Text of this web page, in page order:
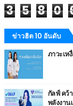
3 5 8 0
ข่าวฮิต 10 อันดับ
ภาวะเห
กัลฟ์ คว้
พลังงาน